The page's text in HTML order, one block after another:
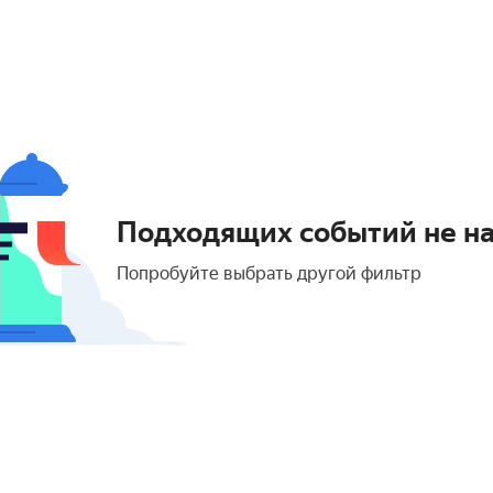
Подходящих событий не
Попробуйте выбрать другой фильтр